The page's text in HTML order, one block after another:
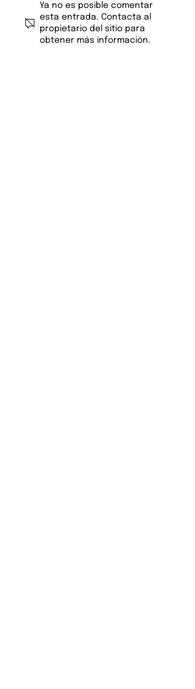
Ya no es posible comentar
esta entrada. Contacta al
propietario del sitio para
obtener más información.